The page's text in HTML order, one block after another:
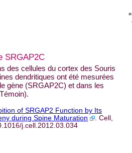
SRGAP2C
des cellules du cortex des Souris
dendritiques ont été mesurées
gène (SRGAP2C) et dans les
of SRGAP2 Function by Its
during Spine Maturation
. Cell,
j.cell.2012.03.034